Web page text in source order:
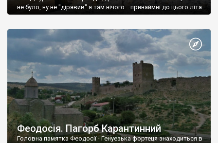
не було, ну не "дірявив" я там нічого... принаймні до цього літа.
Феодосія. Пагорб Карантинний
Головна памятка Феодосії - Генуезька фортеця знаходиться в